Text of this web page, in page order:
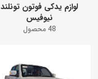
لوازم یدکی فوتون تونلند
نیوفیس
48 محصول